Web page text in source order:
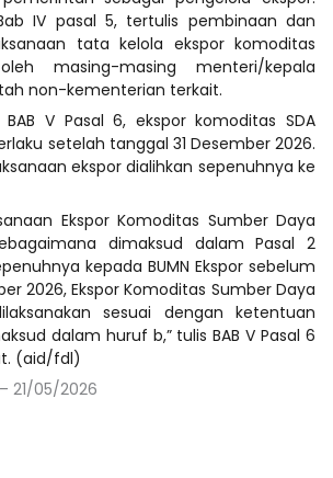
IV pasal 5, tertulis pembinaan dan
tata kelola ekspor komoditas
masing-masing menteri/kepala
non-kementerian terkait.
V Pasal 6, ekspor komoditas SDA
setelah tanggal 31 Desember 2026.
ekspor dialihkan sepenuhnya ke
Ekspor Komoditas Sumber Daya
dimaksud dalam Pasal 2
kepada BUMN Ekspor sebelum
2026, Ekspor Komoditas Sumber Daya
sesuai dengan ketentuan
dalam huruf b,” tulis BAB V Pasal 6
(aid/fdl)
21/05/2026